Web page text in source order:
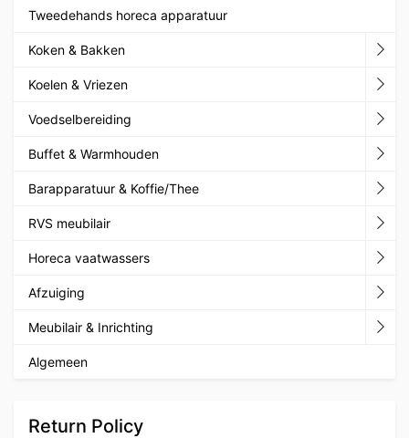
Tweedehands horeca apparatuur
Koken & Bakken
Koelen & Vriezen
Voedselbereiding
Buffet & Warmhouden
Barapparatuur & Koffie/Thee
RVS meubilair
Horeca vaatwassers
Afzuiging
Meubilair & Inrichting
Algemeen
Return Policy